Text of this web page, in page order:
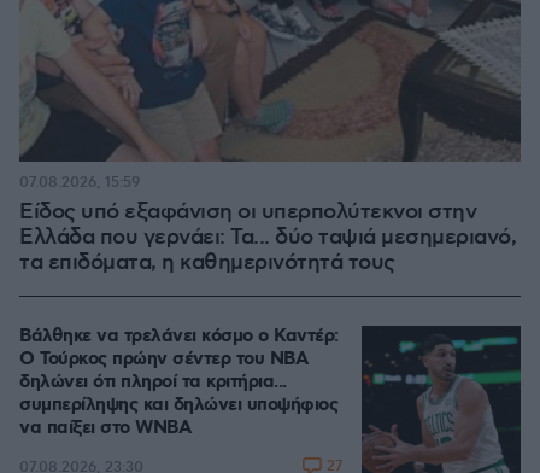
Είδος υπό εξαφάνιση οι υπερπολύτεκνοι στην
Ελλάδα που γερνάει: Τα... δύο ταψιά μεσημεριανό,
τα επιδόματα, η καθημερινότητά τους
07.08.2026, 15:59
Βάλθηκε να τρελάνει κόσμο ο Καντέρ:
Ο Τούρκος πρώην σέντερ του NBA
δηλώνει ότι πληροί τα κριτήρια...
συμπερίληψης και δηλώνει υποψήφιος
να παίξει στο WNBA
07.08.2026, 23:30 27